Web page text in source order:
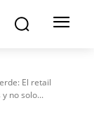
El retail
no solo...